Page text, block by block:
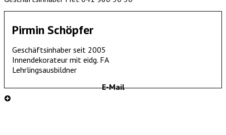
Pirmin Schöpfer
Geschäftsinhaber seit 2005
Innendekorateur mit eidg. FA
Lehrlingsausbildner
E-Mail